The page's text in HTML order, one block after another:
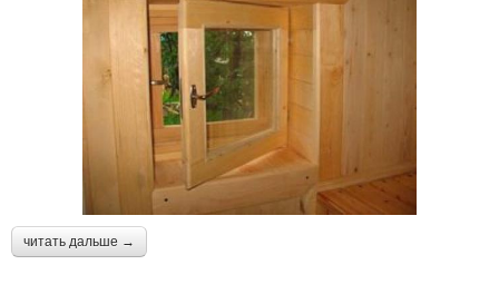
читать дальше →